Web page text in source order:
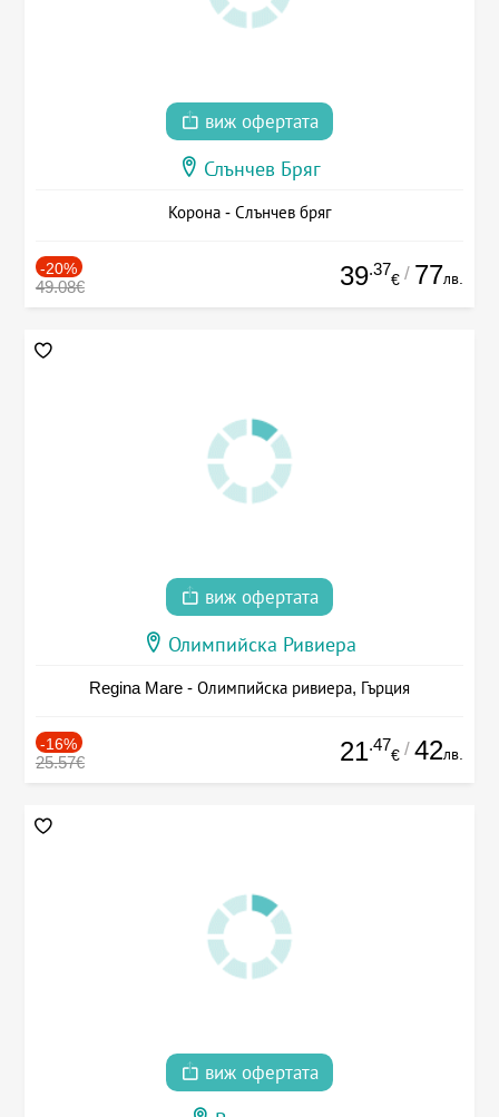
виж офертата
Слънчев Бряг
Корона - Слънчев бряг
-20%
49.08€ 39.37
€ / 77лв.
виж офертата
Олимпийска Ривиера
Regina Mare - Олимпийска ривиера, Гърция
-16%
25.57€ 21.47
€ / 42лв.
виж офертата